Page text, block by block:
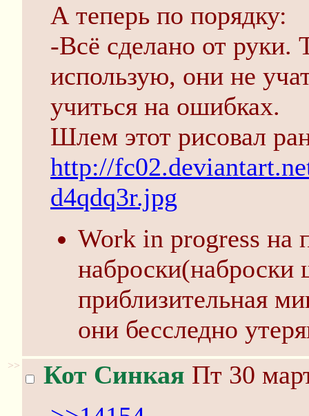
А теперь по порядку:
-Всё сделано от
использую, они не
учиться на ошибках.
Шлем этот рисовал
http://
d4qdq3r.jpg
Work in progress на
наброски(наброски
приблизительная
они бесследно
>> Кот Синкая Пт 30